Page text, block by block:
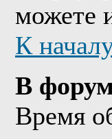
можете
К
В
Время